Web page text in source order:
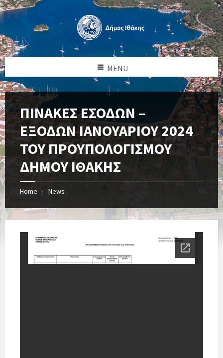
MENU
ΠΙΝΑΚΕΣ ΕΣΟΔΩΝ –
ΕΞΟΔΩΝ ΙΑΝΟΥΑΡΙΟΥ 2024
ΤΟΥ ΠΡΟΥΠΟΛΟΓΙΣΜΟΥ
ΔΗΜΟΥ ΙΘΑΚΗΣ
Home News